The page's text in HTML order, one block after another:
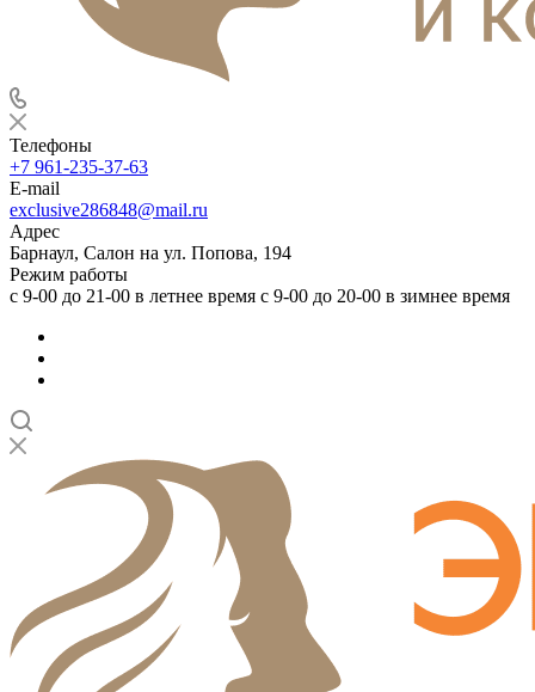
Телефоны
+7 961-235-37-63
E-mail
exclusive286848@mail.ru
Адрес
Барнаул, Салон на ул. Попова, 194
Режим работы
с 9-00 до 21-00 в летнее время с 9-00 до 20-00 в зимнее время